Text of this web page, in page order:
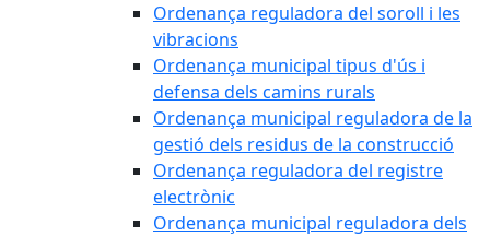
Ordenança reguladora del soroll i les
vibracions
Ordenança municipal tipus d'ús i
defensa dels camins rurals
Ordenança municipal reguladora de la
gestió dels residus de la construcció
Ordenança reguladora del registre
electrònic
Ordenança municipal reguladora dels